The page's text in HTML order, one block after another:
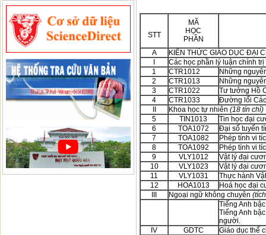
STT
MÃ
HỌC
PHẦN
A
KIẾN THỨC GIÁO DỤC ĐẠI
Các học phần lý luận chính trị
1
CTR1012
Những
2
CTR1013
Những
3
CTR1022
Tư tưởng Hồ
4
CTR1033
Đường lối
Khoa học tự nhiên (18 tín chỉ)
5
TIN1013
Tin học đại
6
TOA1072
Đại số tuyến
7
TOA1082
Phép tính vi
8
TOA1092
Phép tính vi
9
VLY1012
Vật lý đại
10
VLY1023
Vật lý đại
11
VLY1031
Thực hành
12
HOA1013
Hoá học đại
Ngoại ngữ không chuyên
Tiếng Anh
Tiếng Anh
người.
IV
GDTC
Giáo dục thể